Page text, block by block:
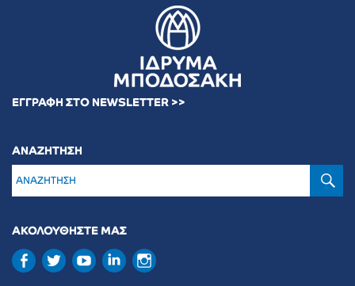
ΕΓΓΡΑΦΗ ΣΤΟ NEWSLETTER >>
ΑΝΑΖΗΤΗΣΗ
ΑΚΟΛΟΥΘΗΣΤΕ ΜΑΣ